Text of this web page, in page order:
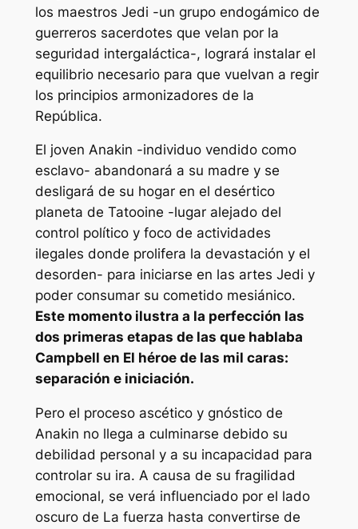
los maestros Jedi -un grupo endogámico de
guerreros sacerdotes que velan por la
seguridad intergaláctica-, logrará instalar el
equilibrio necesario para que vuelvan a regir
los principios armonizadores de la
República.
El joven Anakin -individuo vendido como
esclavo- abandonará a su madre y se
desligará de su hogar en el desértico
planeta de Tatooine -lugar alejado del
control político y foco de actividades
ilegales donde prolifera la devastación y el
desorden- para iniciarse en las artes Jedi y
poder consumar su cometido mesiánico.
Este momento ilustra a la perfección las
dos primeras etapas de las que hablaba
Campbell en El héroe de las mil caras:
separación e iniciación.
Pero el proceso ascético y gnóstico de
Anakin no llega a culminarse debido su
debilidad personal y a su incapacidad para
controlar su ira. A causa de su fragilidad
emocional, se verá influenciado por el lado
oscuro de La fuerza hasta convertirse de